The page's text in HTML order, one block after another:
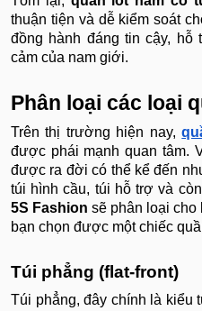
thuận tiện và dễ kiểm soát
đồng hành đáng tin cậy, hỗ
cảm của nam giới.
Phân loại các loại
Trên thị trường hiện nay,
được phái mạnh quan tâm.
được ra đời có thể kể đến
túi hình cầu, túi hỗ trợ và
5S Fashion sẽ phân loại cho
bạn chọn được một chiếc
Túi phẳng (flat-front)
Túi phẳng, đây chính là kiểu